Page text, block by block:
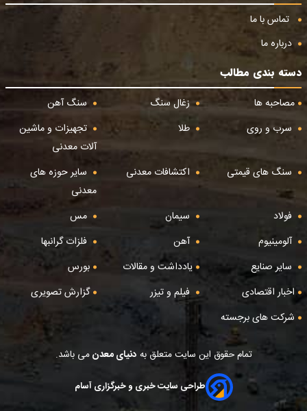
تماس با ما
درباره ما
دسته بندی مطالب
مصاحبه ها
زغال سنگ
سنگ آهن
سرب و روی
طلا
تجهیزات و ماشین
آلات معدنی
سنگ های قیمتی
اکتشافات معدنی
سایر حوزه های
معدنی
فولاد
سیمان
مس
آلومینیوم
آهن
فلزات گرانبها
سایر صنایع
یادداشت و مقالات
بورس
اخبار اقتصادی
فیلم و تیزر
گزارش تصویری
شرکت های برجسته
تمام حقوق این سایت متعلق به دنیای معدنمی باشد.
طراحی سایت خبری و خبرگزاری آسام